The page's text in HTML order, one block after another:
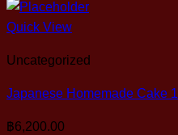
Quick View
Uncategorized
Japanese Homemade Cake 1
฿6,200.00